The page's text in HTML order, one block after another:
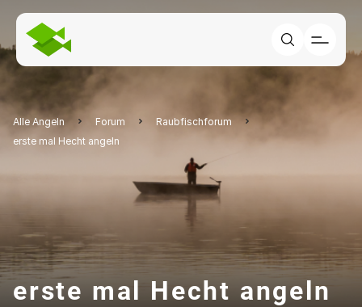
Alle Angeln Forum
Raubfischforum
erste mal Hecht angeln
erste mal Hecht angeln